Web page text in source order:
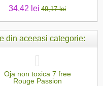
34,42 lei 49,17 lei
din aceeasi categorie:
Oja non toxica 7 free
Rouge Passion